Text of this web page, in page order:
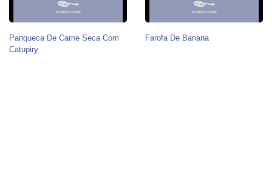
Panqueca De Carne Seca Com
Catupiry
Farofa De Banana